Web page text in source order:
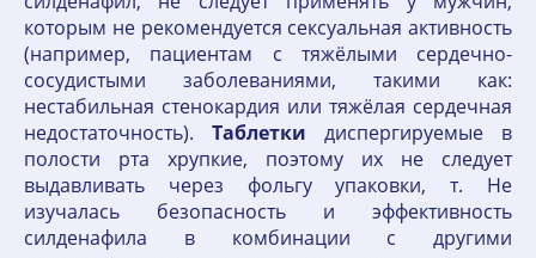
которым не рекомендуется сексуальная активность
(например, пациентам с тяжёлыми сердечно-
сосудистыми заболеваниями, такими как:
нестабильная стенокардия или тяжёлая сердечная
недостаточность). Таблетки диспергируемые в
полости рта хрупкие, поэтому их не следует
выдавливать через фольгу упаковки, т. Не
изучалась безопасность и эффективность
силденафила в комбинации с другими